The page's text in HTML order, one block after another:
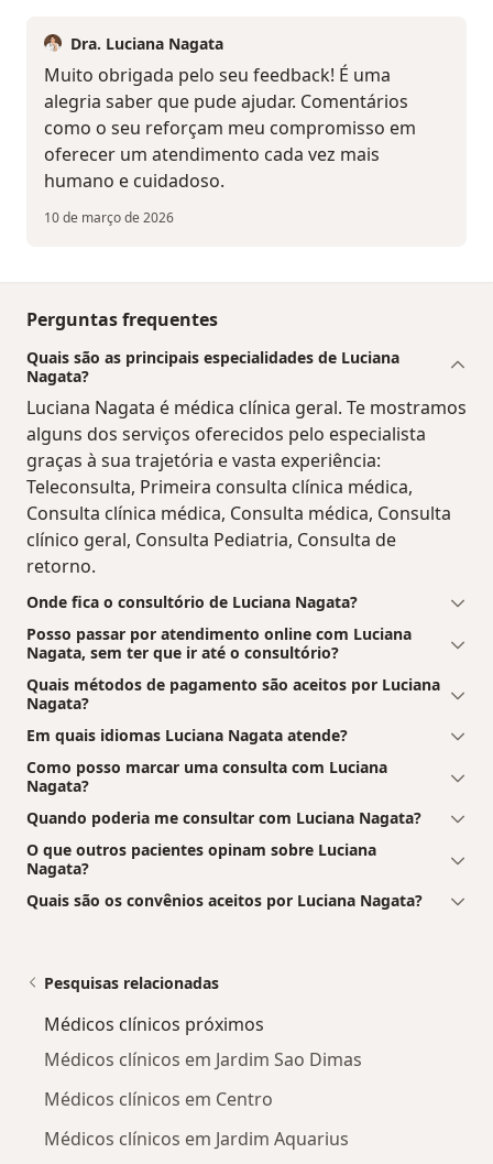
Dra. Luciana Nagata
Muito obrigada pelo seu feedback! É uma
alegria saber que pude ajudar. Comentários
como o seu reforçam meu compromisso em
oferecer um atendimento cada vez mais
humano e cuidadoso.
10 de março de 2026
Perguntas frequentes
Quais são as principais especialidades de Luciana
Nagata?
Luciana Nagata é médica clínica geral. Te mostramos
alguns dos serviços oferecidos pelo especialista
graças à sua trajetória e vasta experiência:
Teleconsulta, Primeira consulta clínica médica,
Consulta clínica médica, Consulta médica, Consulta
clínico geral, Consulta Pediatria, Consulta de
retorno.
Onde fica o consultório de Luciana Nagata?
Posso passar por atendimento online com Luciana
Nagata, sem ter que ir até o consultório?
Quais métodos de pagamento são aceitos por Luciana
Nagata?
Em quais idiomas Luciana Nagata atende?
Como posso marcar uma consulta com Luciana
Nagata?
Quando poderia me consultar com Luciana Nagata?
O que outros pacientes opinam sobre Luciana
Nagata?
Quais são os convênios aceitos por Luciana Nagata?
Pesquisas relacionadas
Médicos clínicos próximos
Médicos clínicos em Jardim Sao Dimas
Médicos clínicos em Centro
Médicos clínicos em Jardim Aquarius